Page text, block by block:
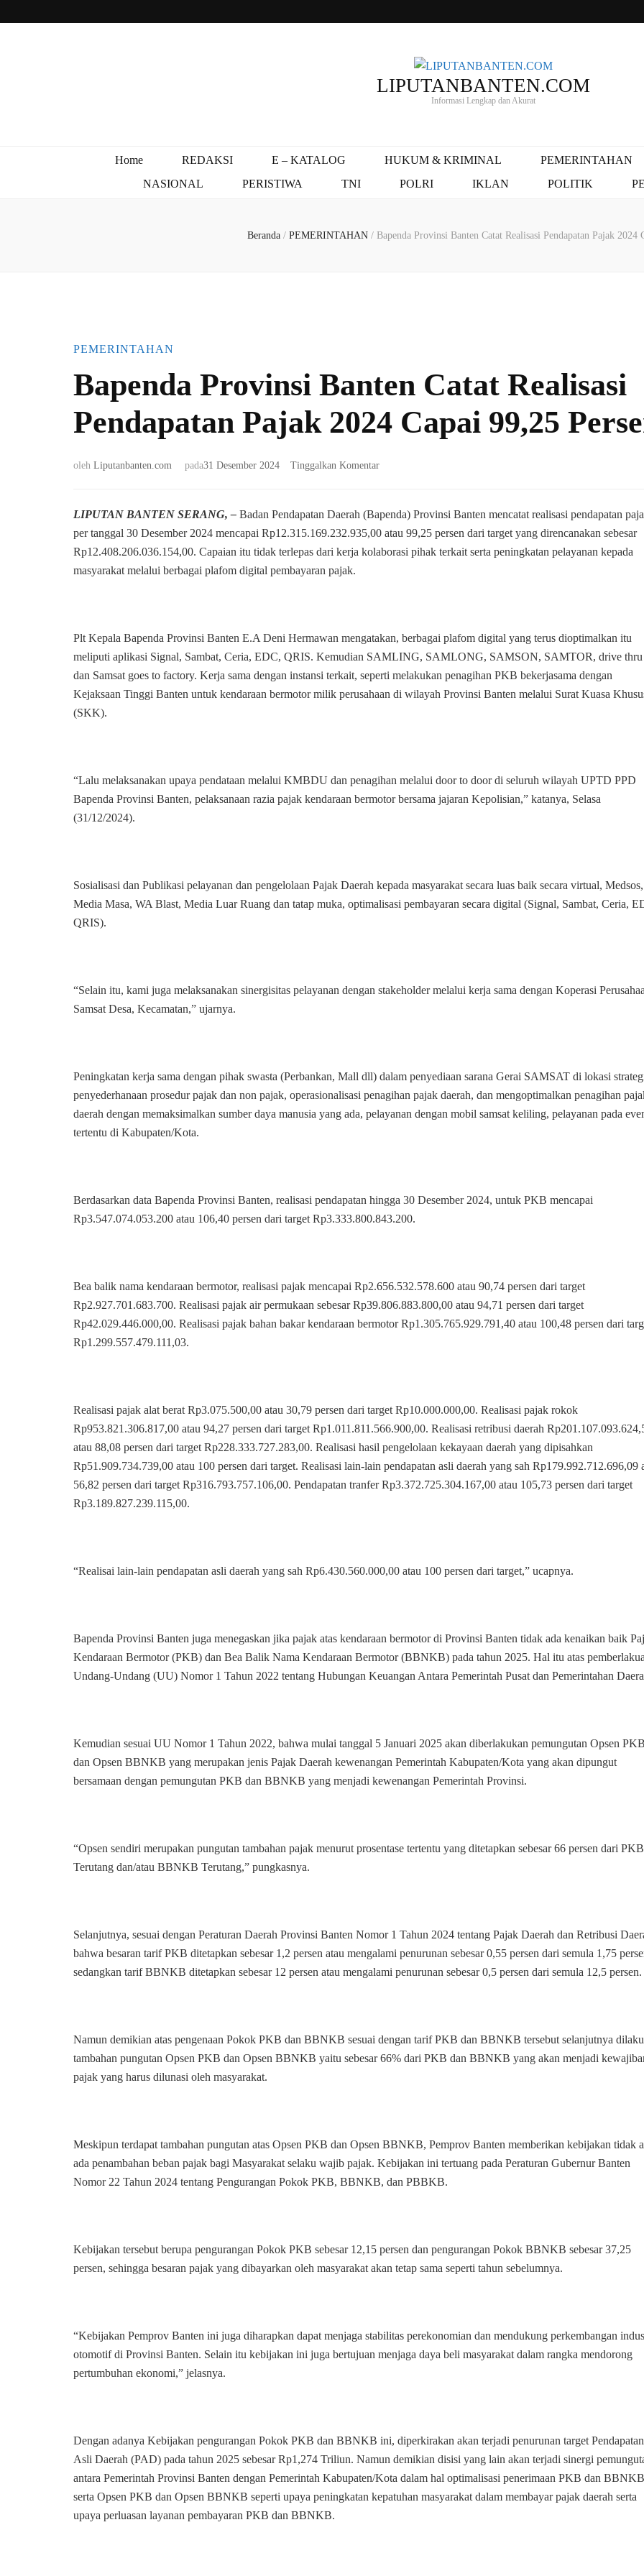
LIPUTANBANTEN.COM
Informasi Lengkap dan Akurat
Home REDAKSI E – KATALOG HUKUM & KRIMINAL PEMERINTAHAN
NASIONAL
PERISTIWA TNI POLRI IKLAN POLITIK
Beranda / PEMERINTAHAN / Bapenda Provinsi Banten Catat Realisasi Pendapatan Pajak 2024
PEMERINTAHAN
Bapenda Provinsi Banten Catat Realisasi
Pendapatan Pajak 2024 Capai 99,25
oleh Liputanbanten.com pada31 Desember 2024 Tinggalkan Komentarpada
Banten
Realisasi
Pendapatan
LIPUTAN BANTEN SERANG, – Badan Pendapatan Daerah (Bapenda) Provinsi Banten mencatat realisasi pendapatan
per tanggal 30 Desember 2024 mencapai Rp12.315.169.232.935,00 atau 99,25 persen dari target yang direncanakan sebesar
Rp12.408.206.036.154,00. Capaian itu tidak terlepas dari kerja kolaborasi pihak terkait serta peningkatan pelayanan kepada
masyarakat melalui berbagai plafom digital pembayaran pajak.
Plt Kepala Bapenda Provinsi Banten E.A Deni Hermawan mengatakan, berbagai plafom digital yang terus dioptimalkan itu
meliputi aplikasi Signal, Sambat, Ceria, EDC, QRIS. Kemudian SAMLING, SAMLONG, SAMSON, SAMTOR, drive thru
dan Samsat goes to factory. Kerja sama dengan instansi terkait, seperti melakukan penagihan PKB bekerjasama dengan
Kejaksaan Tinggi Banten untuk kendaraan bermotor milik perusahaan di wilayah Provinsi Banten melalui Surat Kuasa
(SKK).
“Lalu melaksanakan upaya pendataan melalui KMBDU dan penagihan melalui door to door di seluruh wilayah UPTD PPD
Bapenda Provinsi Banten, pelaksanaan razia pajak kendaraan bermotor bersama jajaran Kepolisian,” katanya, Selasa
(31/12/2024).
Sosialisasi dan Publikasi pelayanan dan pengelolaan Pajak Daerah kepada masyarakat secara luas baik secara virtual, Medsos,
Media Masa, WA Blast, Media Luar Ruang dan tatap muka, optimalisasi pembayaran secara digital (Signal, Sambat, Ceria,
QRIS).
“Selain itu, kami juga melaksanakan sinergisitas pelayanan dengan stakeholder melalui kerja sama dengan Koperasi
Samsat Desa, Kecamatan,” ujarnya.
Peningkatan kerja sama dengan pihak swasta (Perbankan, Mall dll) dalam penyediaan sarana Gerai SAMSAT di lokasi
penyederhanaan prosedur pajak dan non pajak, operasionalisasi penagihan pajak daerah, dan mengoptimalkan penagihan
daerah dengan memaksimalkan sumber daya manusia yang ada, pelayanan dengan mobil samsat keliling, pelayanan pada
tertentu di Kabupaten/Kota.
Berdasarkan data Bapenda Provinsi Banten, realisasi pendapatan hingga 30 Desember 2024, untuk PKB mencapai
Rp3.547.074.053.200 atau 106,40 persen dari target Rp3.333.800.843.200.
Bea balik nama kendaraan bermotor, realisasi pajak mencapai Rp2.656.532.578.600 atau 90,74 persen dari target
Rp2.927.701.683.700. Realisasi pajak air permukaan sebesar Rp39.806.883.800,00 atau 94,71 persen dari target
Rp42.029.446.000,00. Realisasi pajak bahan bakar kendaraan bermotor Rp1.305.765.929.791,40 atau 100,48 persen dari
Rp1.299.557.479.111,03.
Realisasi pajak alat berat Rp3.075.500,00 atau 30,79 persen dari target Rp10.000.000,00. Realisasi pajak rokok
Rp953.821.306.817,00 atau 94,27 persen dari target Rp1.011.811.566.900,00. Realisasi retribusi daerah
atau 88,08 persen dari target Rp228.333.727.283,00. Realisasi hasil pengelolaan kekayaan daerah yang dipisahkan
Rp51.909.734.739,00 atau 100 persen dari target. Realisasi lain-lain pendapatan asli daerah yang sah Rp179.992.712.696,09
56,82 persen dari target Rp316.793.757.106,00. Pendapatan tranfer Rp3.372.725.304.167,00 atau 105,73 persen dari target
Rp3.189.827.239.115,00.
“Realisai lain-lain pendapatan asli daerah yang sah Rp6.430.560.000,00 atau 100 persen dari target,” ucapnya.
Bapenda Provinsi Banten juga menegaskan jika pajak atas kendaraan bermotor di Provinsi Banten tidak ada kenaikan baik
Kendaraan Bermotor (PKB) dan Bea Balik Nama Kendaraan Bermotor (BBNKB) pada tahun 2025. Hal itu atas
Undang-Undang (UU) Nomor 1 Tahun 2022 tentang Hubungan Keuangan Antara Pemerintah Pusat dan Pemerintahan
Kemudian sesuai UU Nomor 1 Tahun 2022, bahwa mulai tanggal 5 Januari 2025 akan diberlakukan pemungutan Opsen PKB
dan Opsen BBNKB yang merupakan jenis Pajak Daerah kewenangan Pemerintah Kabupaten/Kota yang akan dipungut
bersamaan dengan pemungutan PKB dan BBNKB yang menjadi kewenangan Pemerintah Provinsi.
“Opsen sendiri merupakan pungutan tambahan pajak menurut prosentase tertentu yang ditetapkan sebesar 66 persen dari PKB
Terutang dan/atau BBNKB Terutang,” pungkasnya.
Selanjutnya, sesuai dengan Peraturan Daerah Provinsi Banten Nomor 1 Tahun 2024 tentang Pajak Daerah dan Retribusi
bahwa besaran tarif PKB ditetapkan sebesar 1,2 persen atau mengalami penurunan sebesar 0,55 persen dari semula 1,75
sedangkan tarif BBNKB ditetapkan sebesar 12 persen atau mengalami penurunan sebesar 0,5 persen dari semula 12,5 persen.
Namun demikian atas pengenaan Pokok PKB dan BBNKB sesuai dengan tarif PKB dan BBNKB tersebut selanjutnya
tambahan pungutan Opsen PKB dan Opsen BBNKB yaitu sebesar 66% dari PKB dan BBNKB yang akan menjadi
pajak yang harus dilunasi oleh masyarakat.
Meskipun terdapat tambahan pungutan atas Opsen PKB dan Opsen BBNKB, Pemprov Banten memberikan kebijakan tidak
ada penambahan beban pajak bagi Masyarakat selaku wajib pajak. Kebijakan ini tertuang pada Peraturan Gubernur Banten
Nomor 22 Tahun 2024 tentang Pengurangan Pokok PKB, BBNKB, dan PBBKB.
Kebijakan tersebut berupa pengurangan Pokok PKB sebesar 12,15 persen dan pengurangan Pokok BBNKB sebesar 37,25
persen, sehingga besaran pajak yang dibayarkan oleh masyarakat akan tetap sama seperti tahun sebelumnya.
“Kebijakan Pemprov Banten ini juga diharapkan dapat menjaga stabilitas perekonomian dan mendukung perkembangan
otomotif di Provinsi Banten. Selain itu kebijakan ini juga bertujuan menjaga daya beli masyarakat dalam rangka mendorong
pertumbuhan ekonomi,” jelasnya.
Dengan adanya Kebijakan pengurangan Pokok PKB dan BBNKB ini, diperkirakan akan terjadi penurunan target Pendapatan
Asli Daerah (PAD) pada tahun 2025 sebesar Rp1,274 Triliun. Namun demikian disisi yang lain akan terjadi sinergi
antara Pemerintah Provinsi Banten dengan Pemerintah Kabupaten/Kota dalam hal optimalisasi penerimaan PKB dan BBNKB
serta Opsen PKB dan Opsen BBNKB seperti upaya peningkatan kepatuhan masyarakat dalam membayar pajak daerah serta
upaya perluasan layanan pembayaran PKB dan BBNKB.